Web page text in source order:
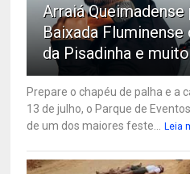
Arraiá
Baixada
da Pisadinha e
Prepare o chapéu de palha e a
13 de julho, o Parque de
de um dos maiores feste...
Leia